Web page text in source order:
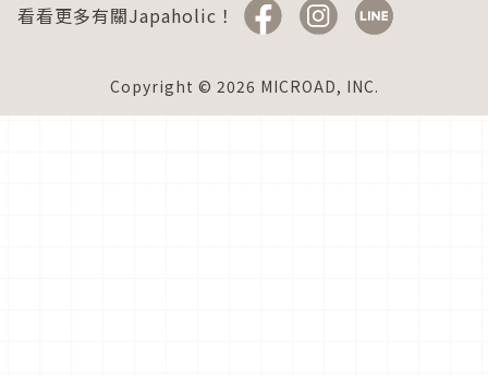
看看更多有關Japaholic！
Copyright © 2026 MICROAD, INC.